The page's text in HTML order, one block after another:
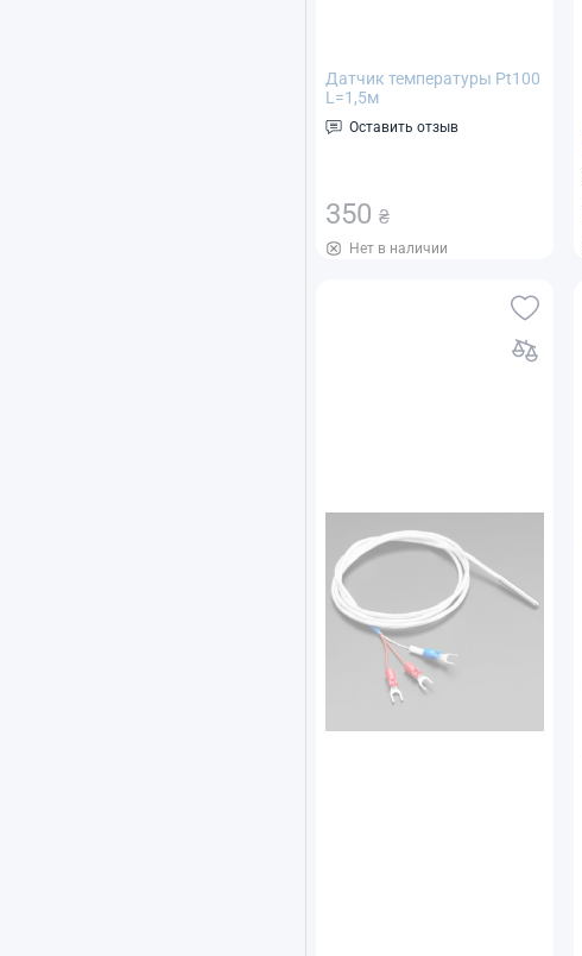
Датчик температуры Pt100
L=1,5м
водонепроницаемый
(термосопротивление) для
Оставить отзыв
350 ₴
Нет в наличии